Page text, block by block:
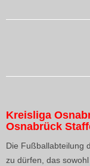
Kreisliga
Osnabrück
Die Fußballabteilung
zu dürfen, das